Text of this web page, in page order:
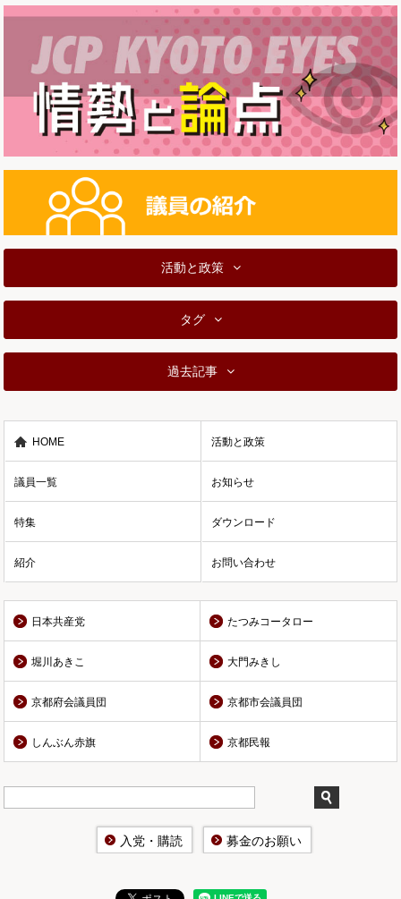
活動と政策
タグ
過去記事
HOME 活動と政策
議員一覧 お知らせ
特集 ダウンロード
紹介 お問い合わせ
日本共産党 たつみコータロー
堀川あきこ 大門みきし
京都府会議員団 京都市会議員団
しんぶん赤旗 京都民報
入党・購読 募金のお願い